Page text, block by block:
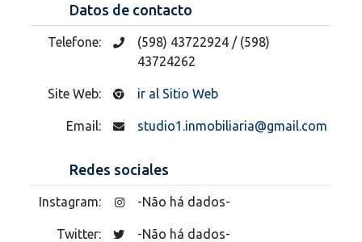
Datos de contacto
Telefone:
(598) 43722924 / (598)
43724262
Site Web: ir al Sitio Web
Email: studio1.inmobiliaria@gmail.com
Redes sociales
Instagram: -Não há dados-
Twitter: -Não há dados-